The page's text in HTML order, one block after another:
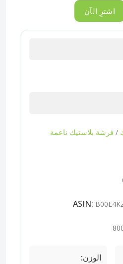
اشترِ الآن
/ فرشة بلاستيك ناعمة
الوزن: